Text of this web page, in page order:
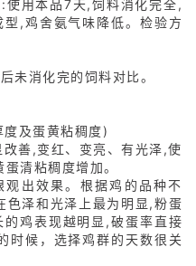
使用本品7天,饲料消化完全,
,鸡舍氨气味降低。检验方
未消化完的饲料对比。
及蛋黄粘稠度)
善,变红、变亮、有光泽,使
清粘稠度增加。
出效果。根据鸡的品种不
色泽和光泽上最为明显,粉蛋
鸡表现越明显,破蛋率直接
时候，选择鸡群的天数很关